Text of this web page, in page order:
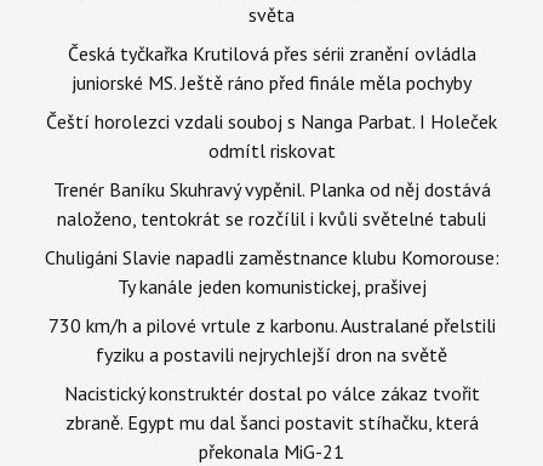
světa
Česká tyčkařka Krutilová přes sérii zranění ovládla
juniorské MS. Ještě ráno před finále měla pochyby
Čeští horolezci vzdali souboj s Nanga Parbat. I Holeček
odmítl riskovat
Trenér Baníku Skuhravý vypěnil. Planka od něj dostává
naloženo, tentokrát se rozčílil i kvůli světelné tabuli
Chuligáni Slavie napadli zaměstnance klubu Komorouse:
Ty kanále jeden komunistickej, prašivej
730 km/h a pilové vrtule z karbonu. Australané přelstili
fyziku a postavili nejrychlejší dron na světě
Nacistický konstruktér dostal po válce zákaz tvořit
zbraně. Egypt mu dal šanci postavit stíhačku, která
překonala MiG-21